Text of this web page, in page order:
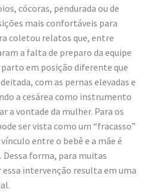
cócoras, pendurada ou de
mais confortáveis para
coletou relatos que, entre
a falta de preparo da equipe
em posição diferente que
com as pernas elevadas e
a cesárea como instrumento
a vontade da mulher. Para os
ser vista como um “fracasso”
entre o bebê e a mãe é
forma, para muitas
intervenção resulta em uma